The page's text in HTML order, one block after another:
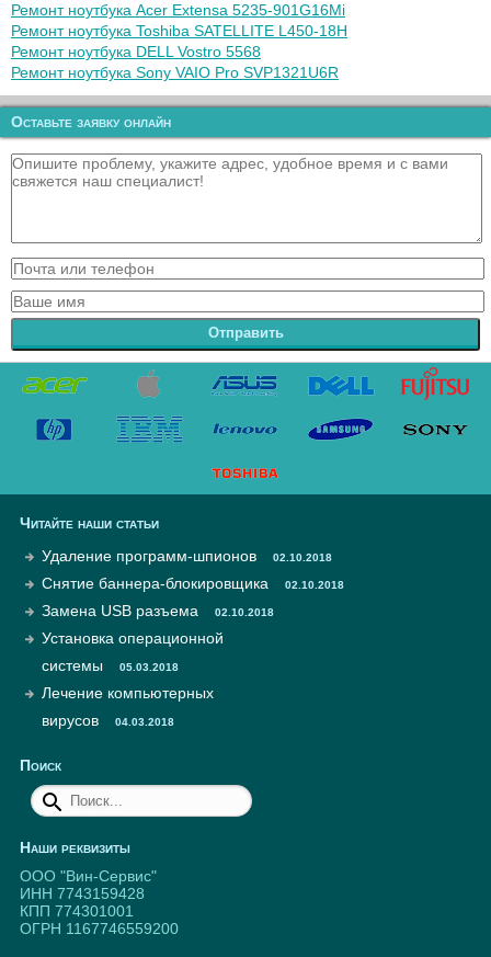
Ремонт ноутбука Acer Extensa 5235-901G16Mi
Ремонт ноутбука Toshiba SATELLITE L450-18H
Ремонт ноутбука DELL Vostro 5568
Ремонт ноутбука Sony VAIO Pro SVP1321U6R
Оставьте заявку онлайн
Отправить
Читайте наши статьи
Удаление программ-шпионов
02.10.2018
Снятие баннера-блокировщика 02.10.2018
Замена USB разъема 02.10.2018
Установка операционной
системы
05.03.2018
Лечение компьютерных
вирусов
04.03.2018
Поиск
Наши реквизиты
ООО "Вин-Сервис"
ИНН 7743159428
КПП 774301001
ОГРН 1167746559200